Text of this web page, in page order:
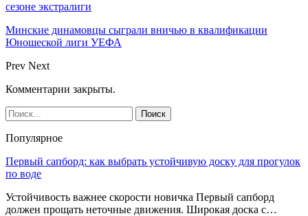
сезоне экстралиги
Минские динамовцы сыграли вничью в квалификации
Юношеской лиги УЕФА
Prev Next
Комментарии закрыты.
Популярное
Первый сапборд: как выбрать устойчивую доску для прогулок
по воде
Устойчивость важнее скорости новичка Первый сапборд
должен прощать неточные движения. Широкая доска с…